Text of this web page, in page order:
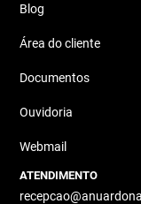
Blog
Área do cliente
Documentos
Ouvidoria
Webmail
ATENDIMENTO